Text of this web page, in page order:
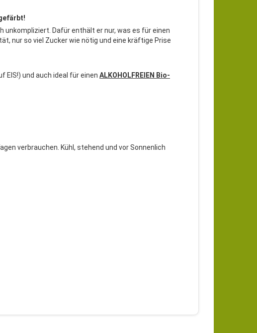
unkompliziert. Dafür enthält er nur, was es für einen
nur so viel Zucker wie nötig und eine kräftige Prise
EIS!) und auch ideal für einen ALKOHOLFREIEN Bio-
verbrauchen. Kühl, stehend und vor Sonnenlich